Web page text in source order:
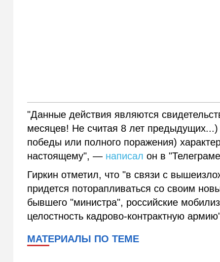
"Данные действия являются
месяцев! Не считая 8 лет
победы или полного поражения)
настоящему", — написал он в
Гиркин отметил, что "в связи с
придется поторапливаться со своим
бывшего "министра", российские
целостность кадрово-контрактную
МАТЕРИАЛЫ ПО ТЕМЕ